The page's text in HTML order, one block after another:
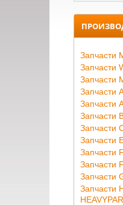
Запчасти
Запчасти
Запчасти
Запчасти
Запчасти
Запчасти
Запчасти
Запчасти
Запчасти
Запчасти
Запчасти
Запчасти